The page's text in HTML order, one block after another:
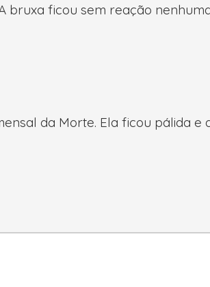
bruxa ficou sem reação
da Morte. Ela ficou pálida